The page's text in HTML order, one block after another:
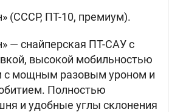
(СССР, ПТ-10, премиум).
— снайперская ПТ-САУ с
высокой мобильностью
с мощным разовым уроном и
Полностью
и удобные углы склонения